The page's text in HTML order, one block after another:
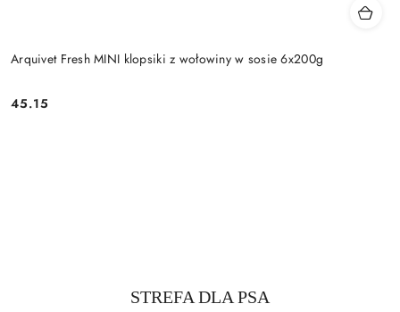
Arquivet Fresh MINI klopsiki z wołowiny w sosie 6x200g
Cena:
45.15
Pomiń karuzelę produktów
Produkty
STREFA DLA PSA